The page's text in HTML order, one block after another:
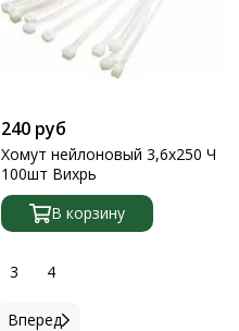
240 руб
Хомут нейлоновый 3,6х250 Ч
100шт Вихрь
В корзину
3 4
Вперед